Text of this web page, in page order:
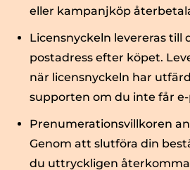
eller kampanjköp
Licensnyckeln levereras till
postadress efter köpet.
när licensnyckeln har
supporten om du inte får
Prenumerationsvillkoren
Genom att slutföra din
du uttryckligen